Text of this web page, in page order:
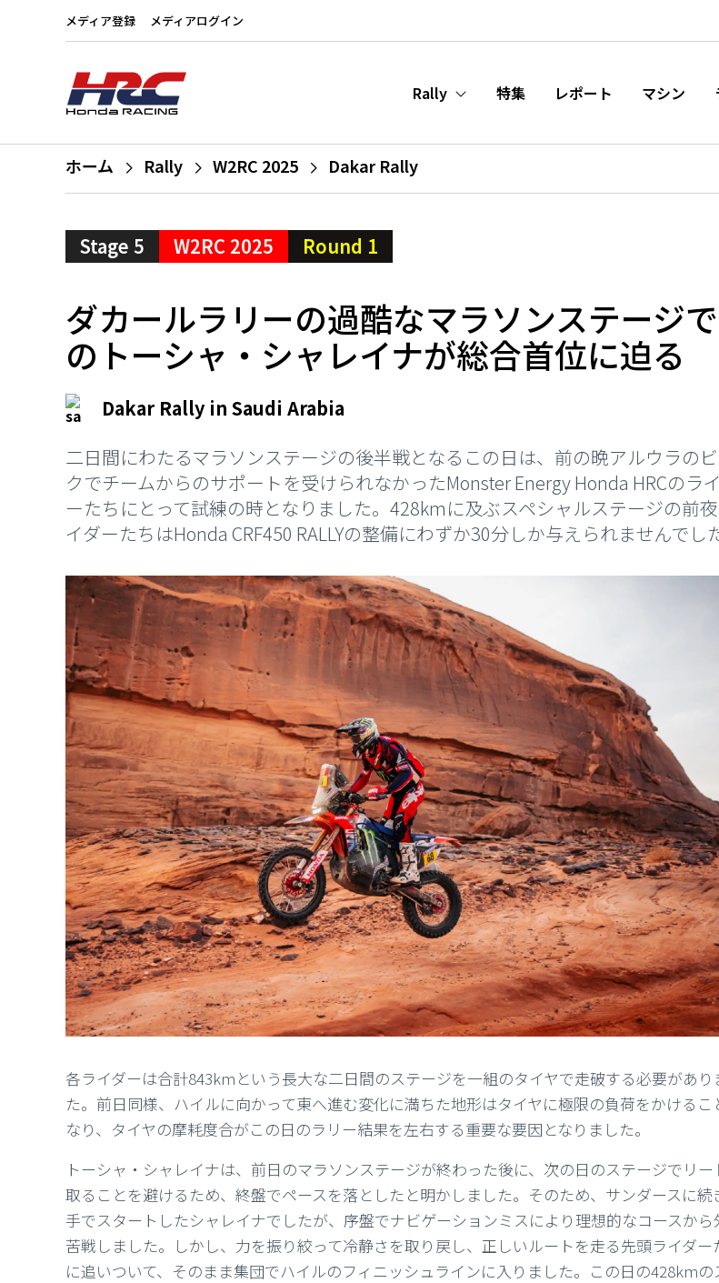
メディア登録 メディアログイン
Rally 特集 レポート マシン
ホーム Rally W2RC 2025 Dakar Rally
Stage 5 W2RC 2025 Round 1
ダカールラリーの過酷なマラソンステージ
のトーシャ・シャレイナが総合首位に迫る
Dakar Rally in Saudi Arabia
二日間にわたるマラソンステージの後半戦となるこの日は、前の晩アルウラの
クでチームからのサポートを受けられなかったMonster Energy Honda HRCのラ
ーたちにとって試練の時となりました。428kmに及ぶスペシャルステージの前
イダーたちはHonda CRF450 RALLYの整備にわずか30分しか与えられませんでし
各ライダーは合計843kmという長大な二日間のステージを一組のタイヤで走破する必要があり
た。前日同様、ハイルに向かって東へ進む変化に満ちた地形はタイヤに極限の負荷をかけるこ
なり、タイヤの摩耗度合がこの日のラリー結果を左右する重要な要因となりました。
トーシャ・シャレイナは、前日のマラソンステージが終わった後に、次の日のステージでリー
取ることを避けるため、終盤でペースを落としたと明かしました。そのため、サンダースに続
手でスタートしたシャレイナでしたが、序盤でナビゲーションミスにより理想的なコースから
苦戦しました。しかし、力を振り絞って冷静さを取り戻し、正しいルートを走る先頭ライダー
に追いついて、そのまま集団でハイルのフィニッシュラインに入りました。この日の428kmの